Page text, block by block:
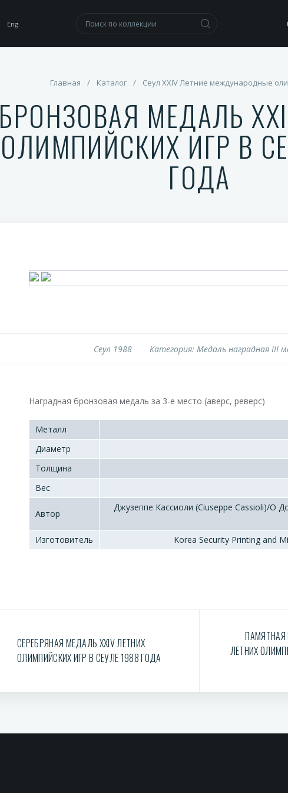
Eng
Главная / Каталог / Сеул XXIV Летние международные
БРОНЗОВАЯ МЕДАЛЬ
ОЛИМПИЙСКИХ ИГР В
ГОДА
Сеул 1988 Категория: Медаль наградная III
Наградная бронзовая медаль за 3-е место (аверс, реверс)
Металл
Диаметр
Толщина
Вес
Автор
Джузеппе Кассиоли (Ciuseppe Cassioli)/О
Изготовитель
Korea Security Printing and
СЕРЕБРЯНАЯ МЕДАЛЬ XXIV ЛЕТНИХ
ОЛИМПИЙСКИХ ИГР В СЕУЛЕ 1988 ГОДА
ПАМЯТНАЯ
ЛЕТНИХ